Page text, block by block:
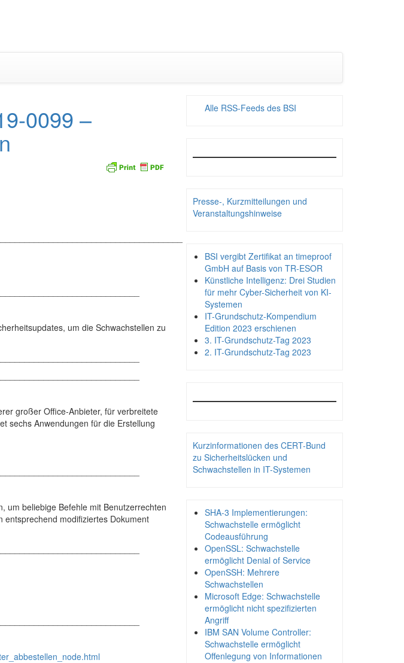
0099 –
um die Schwachstellen zu
großer Office-Anbieter, für verbreitete
sechs Anwendungen für die Erstellung
um beliebige Befehle mit Benutzerrechten
modifiziertes Dokument
Alle RSS-Feeds des BSI
Presse-, Kurzmitteilungen und
Veranstaltungshinweise
BSI vergibt Zertifikat an timeproof
GmbH auf Basis von TR-ESOR
Künstliche Intelligenz: Drei Studien
für mehr Cyber-Sicherheit von KI-
Systemen
IT-Grundschutz-Kompendium
Edition 2023 erschienen
3. IT-Grundschutz-Tag 2023
2. IT-Grundschutz-Tag 2023
Kurzinformationen des CERT-Bund
zu Sicherheitslücken und
Schwachstellen in IT-Systemen
SHA-3 Implementierungen:
Schwachstelle ermöglicht
Codeausführung
OpenSSL: Schwachstelle
ermöglicht Denial of Service
OpenSSH: Mehrere
Schwachstellen
Microsoft Edge: Schwachstelle
ermöglicht nicht spezifizierten
Angriff
IBM SAN Volume Controller:
Schwachstelle ermöglicht
Offenlegung von Informationen